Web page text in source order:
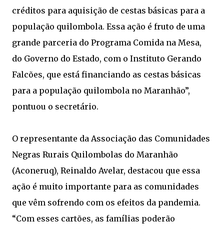
créditos para aquisição de cestas básicas para a
população quilombola. Essa ação é fruto de uma
grande parceria do Programa Comida na Mesa,
do Governo do Estado, com o Instituto Gerando
Falcões, que está financiando as cestas básicas
para a população quilombola no Maranhão”,
pontuou o secretário.
O representante da Associação das Comunidades
Negras Rurais Quilombolas do Maranhão
(Aconeruq), Reinaldo Avelar, destacou que essa
ação é muito importante para as comunidades
que vêm sofrendo com os efeitos da pandemia.
“Com esses cartões, as famílias poderão